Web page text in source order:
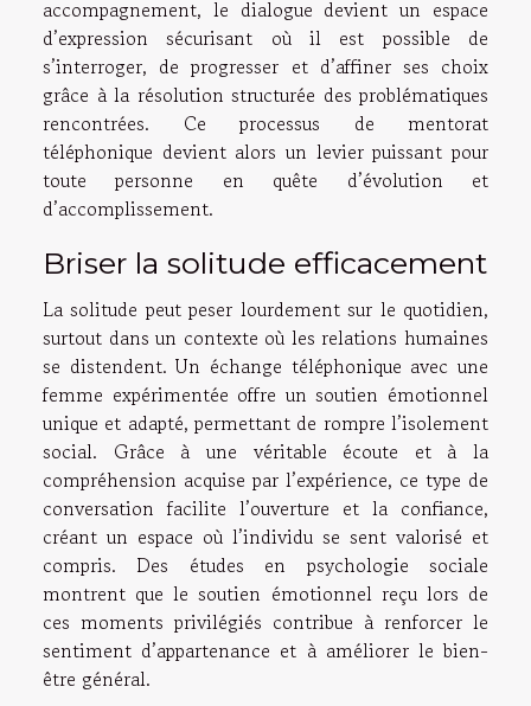
accompagnement, le dialogue devient un espace
d’expression sécurisant où il est possible de
s’interroger, de progresser et d’affiner ses choix
grâce à la résolution structurée des problématiques
rencontrées. Ce processus de mentorat
téléphonique devient alors un levier puissant pour
toute personne en quête d’évolution et
d’accomplissement.
Briser la solitude efficacement
La solitude peut peser lourdement sur le quotidien,
surtout dans un contexte où les relations humaines
se distendent. Un échange téléphonique avec une
femme expérimentée offre un soutien émotionnel
unique et adapté, permettant de rompre l’isolement
social. Grâce à une véritable écoute et à la
compréhension acquise par l’expérience, ce type de
conversation facilite l’ouverture et la confiance,
créant un espace où l’individu se sent valorisé et
compris. Des études en psychologie sociale
montrent que le soutien émotionnel reçu lors de
ces moments privilégiés contribue à renforcer le
sentiment d’appartenance et à améliorer le bien-
être général.